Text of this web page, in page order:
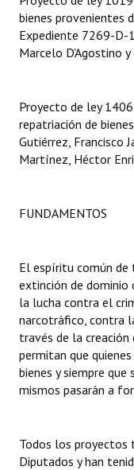
Actas de Audiencias
NORMATIVA
Declaraciones
Resoluciones
Antiguos Pobladores
Noticias Destacadas
Registros y
Datos Históricos
Premio al Mérito -
Mujeres que
bienes provenientes
Expediente 7269-D-
Marcelo D'Agostino
Proyecto de ley
repatriación de
Gutiérrez, Francisco
Martínez, Héctor
FUNDAMENTOS
El espíritu común
extinción de dominio
la lucha contra el
narcotráfico, contra
través de la creación
permitan que
bienes y siempre
mismos pasarán a
Todos los proyectos
Diputados y han